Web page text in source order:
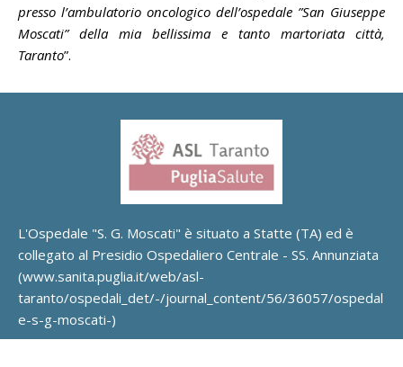
presso l’ambulatorio oncologico dell’ospedale ”San Giuseppe
Moscati” della mia bellissima e tanto martoriata città,
Taranto”.
L'Ospedale "S. G. Moscati" è situato a Statte (TA) ed è
collegato al Presidio Ospedaliero Centrale - SS. Annunziata
(www.sanita.puglia.it/web/asl-
taranto/ospedali_det/-/journal_content/56/36057/ospedal
e-s-g-moscati-)